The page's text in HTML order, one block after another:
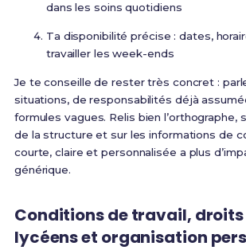
dans les soins quotidiens
Ta disponibilité précise : dates,
travailler les week-ends
Je te conseille de rester très concret :
situations, de responsabilités déjà
formules vagues. Relis bien l’orthographe,
de la structure et sur les informations de
courte, claire et personnalisée a plus
générique.
Conditions de travail, droits
lycéens et organisation